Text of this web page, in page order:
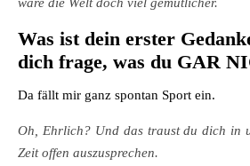
wäre die Welt doch viel gemütlicher.
Was ist dein erster
dich frage, was du GAR
Da fällt mir ganz spontan Sport ein.
Oh, Ehrlich? Und das traust du dich in
Zeit offen auszusprechen.